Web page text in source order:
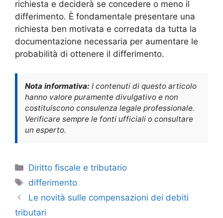
richiesta e deciderà se concedere o meno il
differimento. È fondamentale presentare una
richiesta ben motivata e corredata da tutta la
documentazione necessaria per aumentare le
probabilità di ottenere il differimento.
Nota informativa: I contenuti di questo articolo
hanno valore puramente divulgativo e non
costituiscono consulenza legale professionale.
Verificare sempre le fonti ufficiali o consultare
un esperto.
Categorie
Diritto fiscale e tributario
Tag
differimento
Le novità sulle compensazioni dei debiti
tributari